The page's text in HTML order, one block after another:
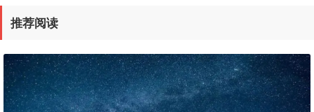
推荐阅读